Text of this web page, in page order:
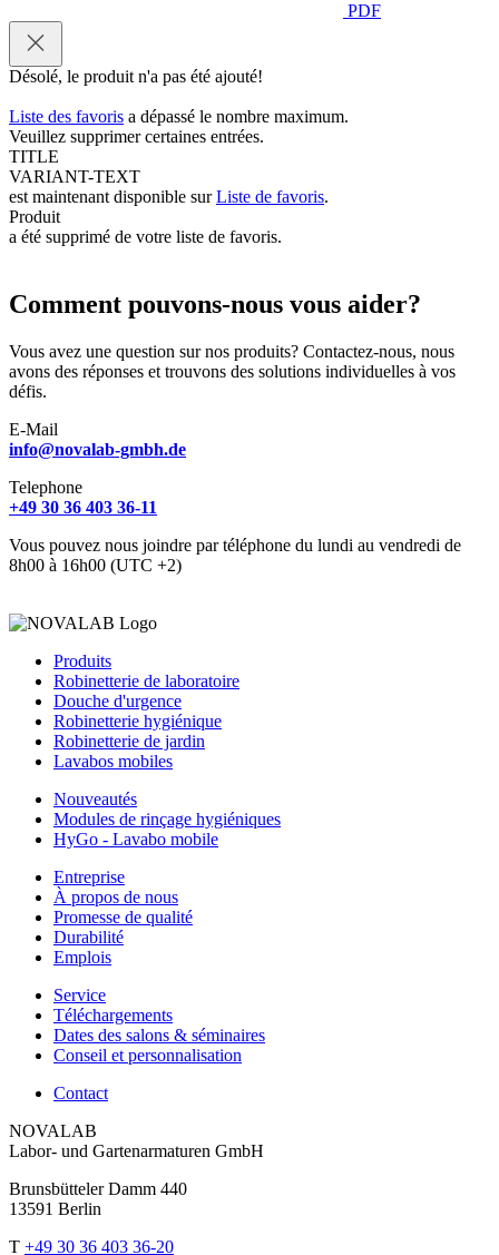
PDF
Désolé, le produit n'a pas été ajouté!
Liste des favoris a dépassé le nombre maximum.
Veuillez supprimer certaines entrées.
TITLE
VARIANT-TEXT
est maintenant disponible surListe de favoris.
Produit
a été supprimé de votre liste de favoris.
Comment pouvons-nous vous aider?
Vous avez une question sur nos produits? Contactez-nous, nous
avons des réponses et trouvons des solutions individuelles à vos
défis.
E-Mail
info@novalab-gmbh.de
Telephone
+49 30 36 403 36-11
Vous pouvez nous joindre par téléphone du lundi au vendredi de
8h00 à 16h00 (UTC +2)
Produits
Robinetterie de laboratoire
Douche d'urgence
Robinetterie hygiénique
Robinetterie de jardin
Lavabos mobiles
Nouveautés
Modules de rinçage hygiéniques
HyGo - Lavabo mobile
Entreprise
À propos de nous
Promesse de qualité
Durabilité
Emplois
Service
Téléchargements
Dates des salons & séminaires
Conseil et personnalisation
Contact
NOVALAB
Labor- und Gartenarmaturen GmbH
Brunsbütteler Damm 440
13591 Berlin
T +49 30 36 403 36-20